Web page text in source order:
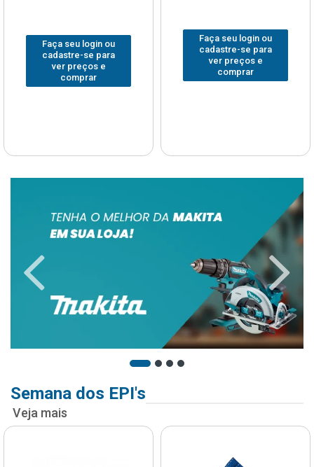
Faça seu login ou
cadastre-se para
ver preços e
comprar
Faça seu login ou
cadastre-se para
ver preços e
comprar
Semana dos EPI's
Veja mais